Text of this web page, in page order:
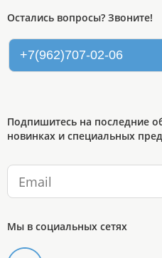
Остались вопросы? Звоните!
+7(962)707-02-06
Подпишитесь на последние
новинках и специальных
Мы в социальных сетях